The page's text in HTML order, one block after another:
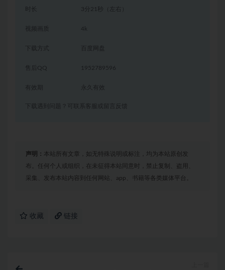
时长 3分21秒（左右）
视频画质 4k
下载方式 百度网盘
售后QQ 1952789596
有效期 永久有效
下载遇到问题？可联系客服或留言反馈
声明： 本站所有文章，如无特殊说明或标注，均为本站原创发
布。任何个人或组织，在未征得本站同意时，禁止复制、盗用、
采集、发布本站内容到任何网站、app、书籍等各类媒体平台。
收藏 链接